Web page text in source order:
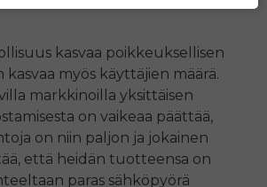
kasvaa poikkeuksellisen
kasvaa myös käyttäjien määrä.
markkinoilla yksittäisen
on vaikeaa päättää,
on niin paljon ja jokainen
että heidän tuotteensa on
paras sähköpyörä